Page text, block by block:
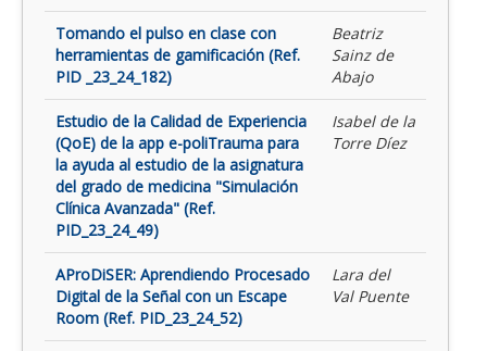
Tomando el pulso en clase con
herramientas de gamificación (Ref.
PID _23_24_182)
Beatriz
Sainz de
Abajo
Estudio de la Calidad de Experiencia
(QoE) de la app e-poliTrauma para
la ayuda al estudio de la asignatura
del grado de medicina "Simulación
Clínica Avanzada" (Ref.
PID_23_24_49)
Isabel de la
Torre Díez
AProDiSER: Aprendiendo Procesado
Digital de la Señal con un Escape
Room (Ref. PID_23_24_52)
Lara del
Val Puente